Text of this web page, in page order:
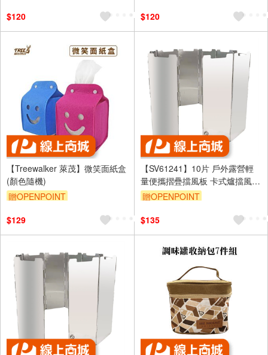
$120
$120
【Treewalker 萊茂】微笑面紙盒
(顏色隨機)
贈OPENPOINT
$129
【SV61241】10片 戶外露營輕
量便攜摺疊擋風板 卡式爐擋風
防風 擋火 戶外野餐登山 附收納
贈OPENPOINT
$135